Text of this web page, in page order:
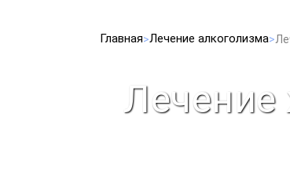
Главная Лечение алкоголизма